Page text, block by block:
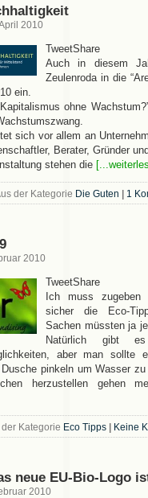
2010
TweetShare
Auch in diesem
Zeulenroda in die
ein.
ohne
sich vor allem an
Berater, Gründer
stehen die
der Kategorie Die Guten 1
2010
TweetShare
Ich muss zugeben
sicher die Eco-
Sachen müssten ja
Natürlich gibt
aber man sollte
pinkeln um Wasser
herzustellen gehen
Kategorie Eco Tipps Keine
neue EU-Bio-Logo
2010